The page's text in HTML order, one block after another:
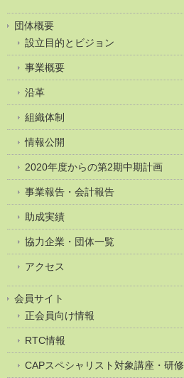
団体概要
設立目的とビジョン
事業概要
沿革
組織体制
情報公開
2020年度からの第2期中期計画
事業報告・会計報告
助成実績
協力企業・団体一覧
アクセス
会員サイト
正会員向け情報
RTC情報
CAPスペシャリスト対象講座・研修